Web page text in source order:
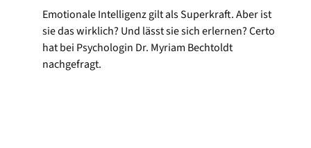
Emotionale Intelligenz gilt als Superkraft. Aber ist
sie das wirklich? Und lässt sie sich erlernen? Certo
hat bei Psychologin Dr. Myriam Bechtoldt
nachgefragt.